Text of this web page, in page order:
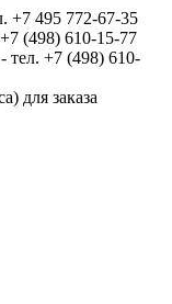
+7 495 772-67-35
(498) 610-15-77
+7 (498) 610-
для заказа